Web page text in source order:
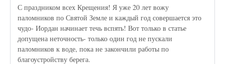
С праздником всех Крещения! Я уже 20 лет вожу
паломников по Святой Земле и каждый год совершается это
чудо- Иордан начинает течь вспять! Вот только в статье
допущена неточность- только один год не пускали
паломников к воде, пока не закончили работы по
благоустройству берега.